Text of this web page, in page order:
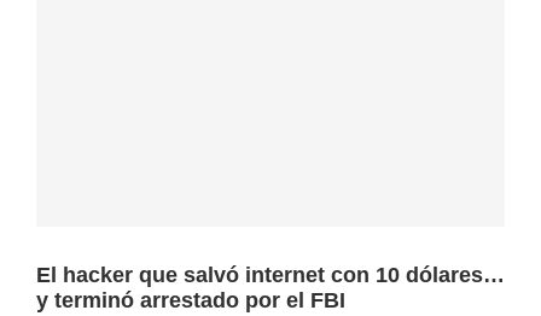
El hacker que salvó internet con 10 dólares…
y terminó arrestado por el FBI